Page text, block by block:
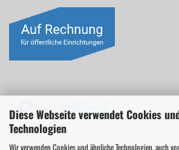
Diese Webseite verwendet Cookies
Technologien
Wir verwenden Cookies und ähnliche Technologien, auch